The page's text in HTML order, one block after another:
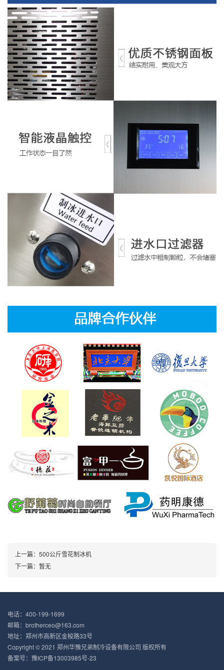
上一篇：500公斤雪花制冰机
下一篇：暂无
电话：400-199-1699
邮箱：brotherceo@163.com
地址：郑州市高新区金梭路33号
Copyright © 2021 郑州华豫兄弟制冷设备有限公司 版权所有
备案号： 豫ICP备13003985号-23